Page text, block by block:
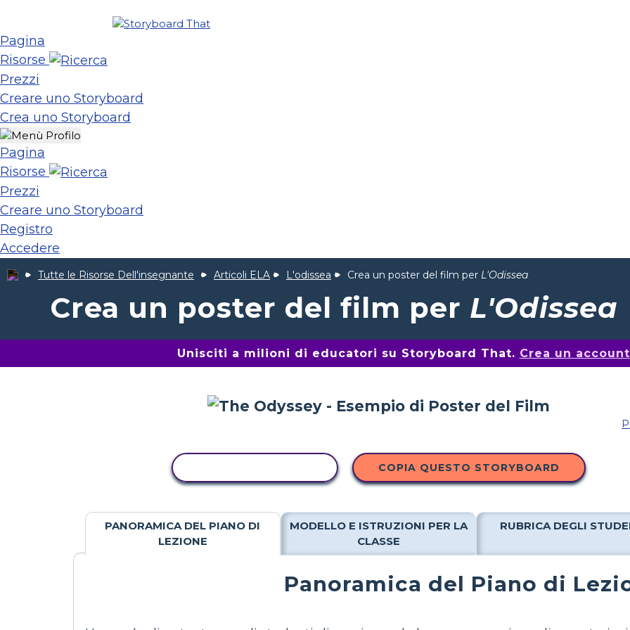
Pagina
Risorse
Prezzi
Creare uno Storyboard
Crea uno Storyboard
Pagina
Risorse
Prezzi
Creare uno Storyboard
Registro
Accedere
Tutte le Risorse Dell'insegnante Articoli ELA L'odissea Crea un poster del film per L'Odissea
Crea un poster del film per L'Odissea
Unisciti a milioni di educatori su Storyboard That. Crea un
COPIA QUESTO STORYBOARD
PANORAMICA DEL PIANO DI
LEZIONE
MODELLO E ISTRUZIONI PER LA
CLASSE
RUBRICA DEGLI
Panoramica del Piano di